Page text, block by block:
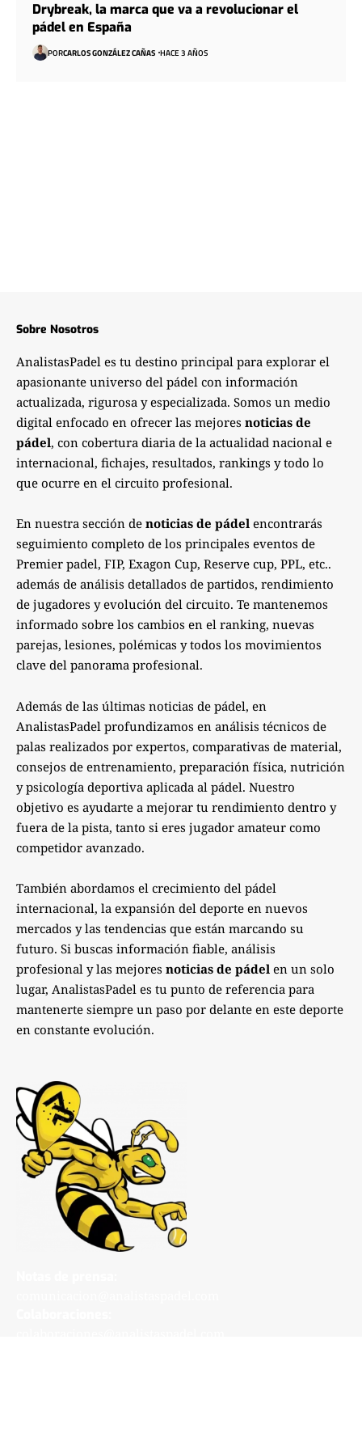
Drybreak, la marca que va a revolucionar el
pádel en España
PORCARLOS GONZÁLEZ CAÑAS HACE 3 AÑOS
Sobre Nosotros
AnalistasPadel es tu destino principal para explorar el
apasionante universo del pádel con información
actualizada, rigurosa y especializada. Somos un medio
digital enfocado en ofrecer las mejores noticias de
pádel, con cobertura diaria de la actualidad nacional e
internacional, fichajes, resultados, rankings y todo lo
que ocurre en el circuito profesional.
En nuestra sección de noticias de pádel encontrarás
seguimiento completo de los principales eventos de
Premier padel, FIP, Exagon Cup, Reserve cup, PPL, etc..
además de análisis detallados de partidos, rendimiento
de jugadores y evolución del circuito. Te mantenemos
informado sobre los cambios en el ranking, nuevas
parejas, lesiones, polémicas y todos los movimientos
clave del panorama profesional.
Además de las últimas noticias de pádel, en
AnalistasPadel profundizamos en análisis técnicos de
palas realizados por expertos, comparativas de material,
consejos de entrenamiento, preparación física, nutrición
y psicología deportiva aplicada al pádel. Nuestro
objetivo es ayudarte a mejorar tu rendimiento dentro y
fuera de la pista, tanto si eres jugador amateur como
competidor avanzado.
También abordamos el crecimiento del pádel
internacional, la expansión del deporte en nuevos
mercados y las tendencias que están marcando su
futuro. Si buscas información fiable, análisis
profesional y las mejores noticias de pádel en un solo
lugar, AnalistasPadel es tu punto de referencia para
mantenerte siempre un paso por delante en este deporte
en constante evolución.